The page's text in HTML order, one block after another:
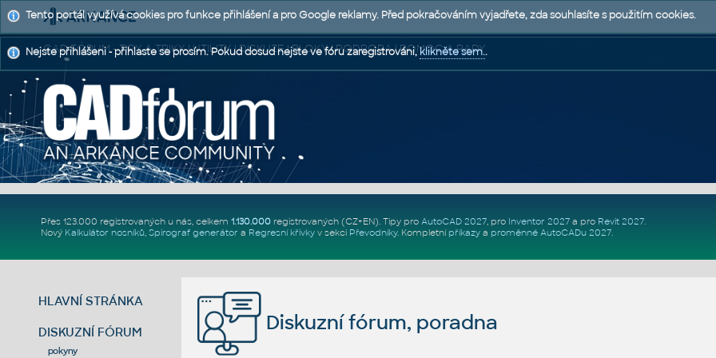
CAD FÓRUM - TIPY A TRIKY | UTILITY | DISKUZE | BLOKY | PODPORA | POMOC A RADY
Přes 123.000 registrovaných u nás, celkem 1.130.000registrovaných (CZ+EN). Tipy pro AutoCAD 2027, pro Inventor 2027a pro Revit 2027.
Nový Kalkulátor nosníků, Spirograf generátor a Regresní křivkyv sekci Převodníky. Kompletní příkazya proměnné AutoCADu 2027.
HLAVNÍ STRÁNKA
DISKUZNÍ FÓRUM
pokyny
Diskuzní fórum, poradna
Tento portál využívá cookies pro funkce přihlášení a pro Google reklamy. Před pokračováním vyjadřete, zda souhlasíte s použitím cookies.
Nejste přihlášeni - přihlaste se prosím. Pokud dosud nejste ve fóru zaregistrováni,klikněte sem..